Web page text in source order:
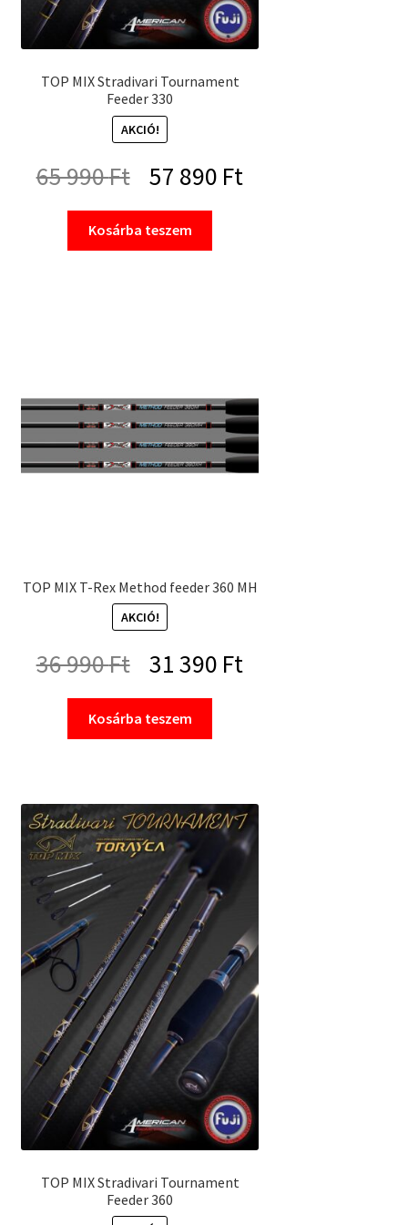
TOP MIX Stradivari Tournament
Feeder 330
AKCIÓ!
65 990Ft
Original
price
was:
57 890 Ft
Kosárba teszem
TOP MIX T-Rex Method feeder 360 MH
AKCIÓ!
36 990Ft
Original
price
was:
990 Ft.
31 390 Ft
390 Ft.
Kosárba teszem
TOP MIX Stradivari Tournament
Feeder 360